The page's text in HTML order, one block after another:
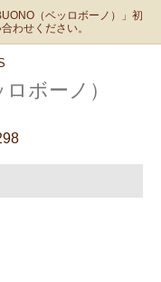
（ベッロボーノ）」初
わせください。
ボーノ）